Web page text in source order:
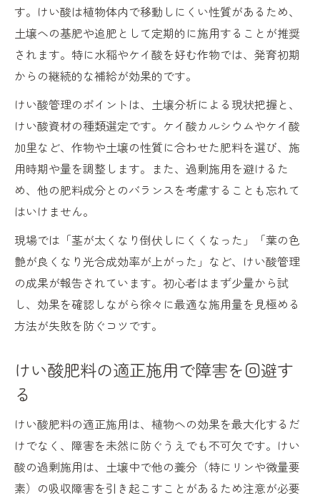
す。けい酸は植物体内で移動しにくい性質があるため、
土壌への基肥や追肥として定期的に施用することが推奨
されます。特に水稲やケイ酸を好む作物では、発育初期
からの継続的な補給が効果的です。
けい酸管理のポイントは、土壌分析による現状把握と、
けい酸資材の種類選定です。ケイ酸カルシウムやケイ酸
加里など、作物や土壌の性質に合わせた肥料を選び、施
用時期や量を調整します。また、過剰施用を避けるた
め、他の肥料成分とのバランスを考慮することも忘れて
はいけません。
現場では「茎が太くなり倒伏しにくくなった」「葉の色
艶が良くなり光合成効率が上がった」など、けい酸管理
の成果が報告されています。初心者はまず少量から試
し、効果を確認しながら徐々に最適な施用量を見極める
方法が失敗を防ぐコツです。
けい酸肥料の適正施用で障害を回避す
る
けい酸肥料の適正施用は、植物への効果を最大化するだ
けでなく、障害を未然に防ぐうえでも不可欠です。けい
酸の過剰施用は、土壌中で他の養分（特にリンや微量要
素）の吸収障害を引き起こすことがあるため注意が必要